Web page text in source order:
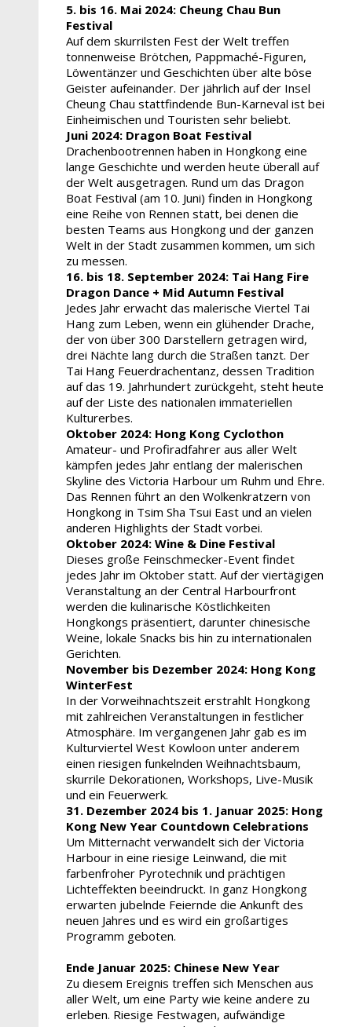
5. bis 16. Mai 2024: Cheung Chau Bun
Festival
Auf dem skurrilsten Fest der Welt treffen
tonnenweise Brötchen, Pappmaché-Figuren,
Löwentänzer und Geschichten über alte böse
Geister aufeinander. Der jährlich auf der Insel
Cheung Chau stattfindende Bun-Karneval ist bei
Einheimischen und Touristen sehr beliebt.
Juni 2024: Dragon Boat Festival
Drachenbootrennen haben in Hongkong eine
lange Geschichte und werden heute überall auf
der Welt ausgetragen. Rund um das Dragon
Boat Festival (am 10. Juni) finden in Hongkong
eine Reihe von Rennen statt, bei denen die
besten Teams aus Hongkong und der ganzen
Welt in der Stadt zusammen kommen, um sich
zu messen.
16. bis 18. September 2024: Tai Hang Fire
Dragon Dance + Mid Autumn Festival
Jedes Jahr erwacht das malerische Viertel Tai
Hang zum Leben, wenn ein glühender Drache,
der von über 300 Darstellern getragen wird,
drei Nächte lang durch die Straßen tanzt. Der
Tai Hang Feuerdrachentanz, dessen Tradition
auf das 19. Jahrhundert zurückgeht, steht heute
auf der Liste des nationalen immateriellen
Kulturerbes.
Oktober 2024: Hong Kong Cyclothon
Amateur- und Profiradfahrer aus aller Welt
kämpfen jedes Jahr entlang der malerischen
Skyline des Victoria Harbour um Ruhm und Ehre.
Das Rennen führt an den Wolkenkratzern von
Hongkong in Tsim Sha Tsui East und an vielen
anderen Highlights der Stadt vorbei.
Oktober 2024: Wine & Dine Festival
Dieses große Feinschmecker-Event findet
jedes Jahr im Oktober statt. Auf der viertägigen
Veranstaltung an der Central Harbourfront
werden die kulinarische Köstlichkeiten
Hongkongs präsentiert, darunter chinesische
Weine, lokale Snacks bis hin zu internationalen
Gerichten.
November bis Dezember 2024: Hong Kong
WinterFest
In der Vorweihnachtszeit erstrahlt Hongkong
mit zahlreichen Veranstaltungen in festlicher
Atmosphäre. Im vergangenen Jahr gab es im
Kulturviertel West Kowloon unter anderem
einen riesigen funkelnden Weihnachtsbaum,
skurrile Dekorationen, Workshops, Live-Musik
und ein Feuerwerk.
31. Dezember 2024 bis 1. Januar 2025: Hong
Kong New Year Countdown Celebrations
Um Mitternacht verwandelt sich der Victoria
Harbour in eine riesige Leinwand, die mit
farbenfroher Pyrotechnik und prächtigen
Lichteffekten beeindruckt. In ganz Hongkong
erwarten jubelnde Feiernde die Ankunft des
neuen Jahres und es wird ein großartiges
Programm geboten.
Ende Januar 2025: Chinese New Year
Zu diesem Ereignis treffen sich Menschen aus
aller Welt, um eine Party wie keine andere zu
erleben. Riesige Festwagen, aufwändige